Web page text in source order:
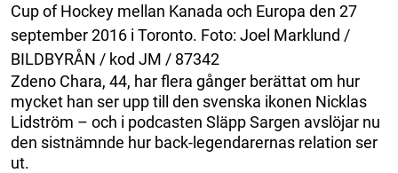
Cup of Hockey mellan Kanada och Europa den 27
september 2016 i Toronto. Foto: Joel Marklund /
BILDBYRÅN / kod JM / 87342
Zdeno Chara, 44, har flera gånger berättat om hur
mycket han ser upp till den svenska ikonen Nicklas
Lidström – och i podcasten Släpp Sargen avslöjar nu
den sistnämnde hur back-legendarernas relation ser
ut.